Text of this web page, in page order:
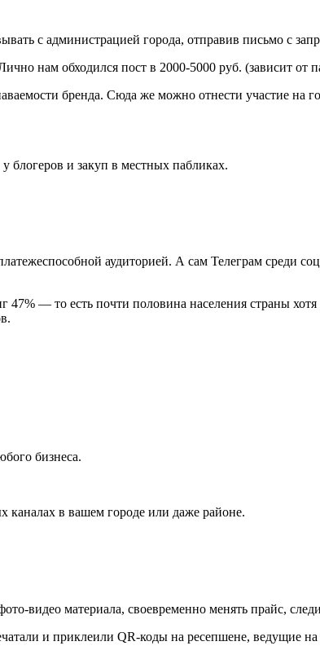
с администрацией города, отправив письмо с
нам обходился пост в 2000-5000 руб. (зависит от
бренда. Сюда же можно отнести участие на
блогеров и закуп в местных пабликах.
аудиторией. А сам Телеграм среди
47% — то есть почти половина населения страны
бизнеса.
каналах в вашем городе или даже районе.
видео материала, своевременно менять прайс,
и приклеили QR-коды на ресепшене, ведущие